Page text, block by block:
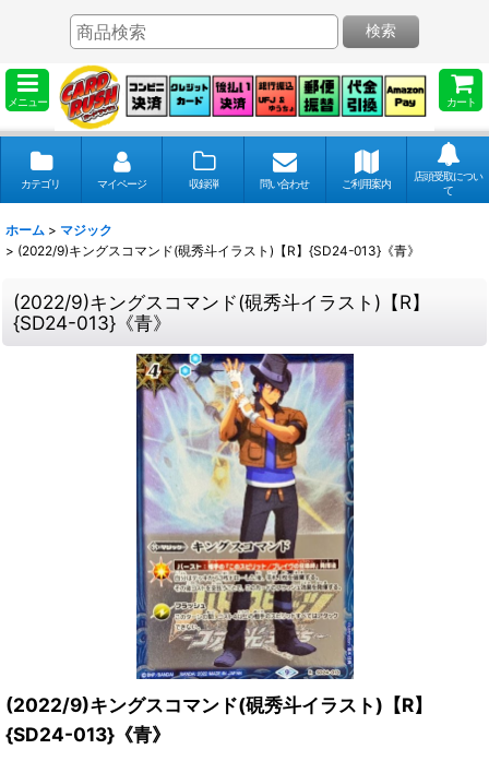
メニュー カート
検索
カテゴリ マイページ 収録弾 問い合わせ ご利用案内
店頭受取につい
て
ホーム > マジック
> (2022/9)キングスコマンド(硯秀斗イラスト)【R】{SD24-013}《青》
(2022/9)キングスコマンド(硯秀斗イラスト)【R】
{SD24-013}《青》
(2022/9)キングスコマンド(硯秀斗イラスト)【R】
{SD24-013}《青》